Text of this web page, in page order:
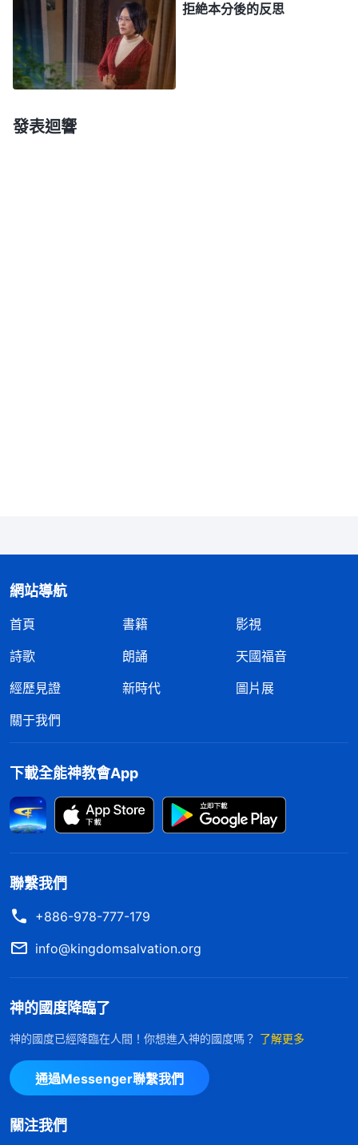
後來我看了兩段神的話，對自己的敗壞性情有了
一些認識。全能神説：「
為了得福我得為神花費，為了得福我得為神付點代
價，為了得福我得為神撇弃一切，為了得福我得完成
神的托付盡好我的本分。這是受得福存心支配的，完
全是為了得神的賞賜、為了得着冠冕才為神花費的，
交易；没有愛與被愛，只有施捨與憐憫；没有理解，
只有無奈的忍氣吞聲與欺騙；没有親密無間，只有永
不能逾越的鴻溝。」《話・卷一 神的顯現與作工・附
神就是為了得福，是在欺騙神、利用神。自從信神以
灾難中，最後剩存下來。為了得着以後的福氣，我剛
信神就接待弟兄姊妹，還出去傳福音、澆灌新人，常
常起早貪黑、忙忙碌碌的，教會安排我盡什麽本分我
都配合，我認為這樣蒙拯救就有希望。這次看到自己
的病怎麽醫治也不見好轉，也盡不上本分了，我認為
以後得福没希望了就心灰意冷，不願意禱告神，神的
性情，而是想以盡本分為神花費來與神搞交易，换取
以後的福氣，我做的這一切都是在利用神、欺騙神，
真是没有人性，不配神這麽多年的澆灌供應。以往我
還認為自己信神挺能付代價，覺得自己挺追求的，即
使别人不能蒙拯救我也能蒙拯救，現在一看我的撇弃
花費全是為了自己得福得利，對神充滿了欺騙。我想
寧可不要你的所謂的忠心，因為我厭憎人用存心來欺
拒絶本分後的反思
發表迴響
網站導航
首頁 書籍
影視
詩歌
朗誦
天國福音
經歷見證
新時代
圖片展
關于我們
下載全能神教會App
聯繫我們
+886-978-777-179
info@kingdomsalvation.org
神的國度降臨了
神的國度已經降臨在人間！你想進入神的國度嗎？ 了解更多
通過Messenger聯繫我們
關注我們